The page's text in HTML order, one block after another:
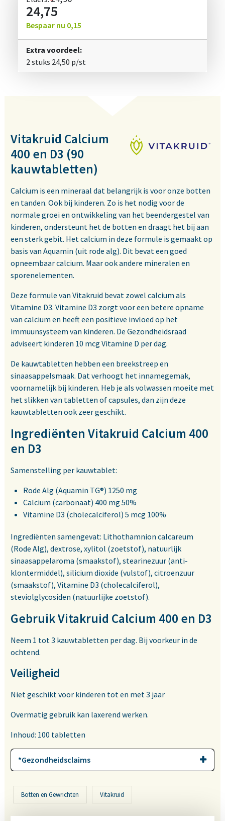
24,75
Bespaar nu 0,15
Extra voordeel:
2 stuks 24,50 p/st
Vitakruid Calcium
400 en D3 (90
kauwtabletten)
Calcium is een mineraal dat belangrijk is voor onze botten
en tanden. Ook bij kinderen. Zo is het nodig voor de
normale groei en ontwikkeling van het beendergestel van
kinderen, ondersteunt het de botten en draagt het bij aan
een sterk gebit. Het calcium in deze formule is gemaakt op
basis van Aquamin (uit rode alg). Dit bevat een goed
opneembaar calcium. Maar ook andere mineralen en
sporenelementen.
Deze formule van Vitakruid bevat zowel calcium als
Vitamine D3. Vitamine D3 zorgt voor een betere opname
van calcium en heeft een positieve invloed op het
immuunsysteem van kinderen. De Gezondheidsraad
adviseert kinderen 10 mcg Vitamine D per dag.
De kauwtabletten hebben een breekstreep en
sinaasappelsmaak. Dat verhoogt het innamegemak,
voornamelijk bij kinderen. Heb je als volwassen moeite met
het slikken van tabletten of capsules, dan zijn deze
kauwtabletten ook zeer geschikt.
Ingrediënten Vitakruid Calcium 400
en D3
Samenstelling per kauwtablet:
Rode Alg (Aquamin TG®) 1250 mg
Calcium (carbonaat) 400 mg 50%
Vitamine D3 (cholecalciferol) 5 mcg 100%
Ingrediënten samengevat: Lithothamnion calcareum
(Rode Alg), dextrose, xylitol (zoetstof), natuurlijk
sinaasappelaroma (smaakstof), stearinezuur (anti-
klontermiddel), silicium dioxide (vulstof), citroenzuur
(smaakstof), Vitamine D3 (cholecalciferol),
steviolglycosiden (natuurlijke zoetstof).
Gebruik Vitakruid Calcium 400 en D3
Neem 1 tot 3 kauwtabletten per dag. Bij voorkeur in de
ochtend.
Veiligheid
Niet geschikt voor kinderen tot en met 3 jaar
Overmatig gebruik kan laxerend werken.
Inhoud: 100 tabletten
*Gezondheidsclaims
Botten en Gewrichten Vitakruid